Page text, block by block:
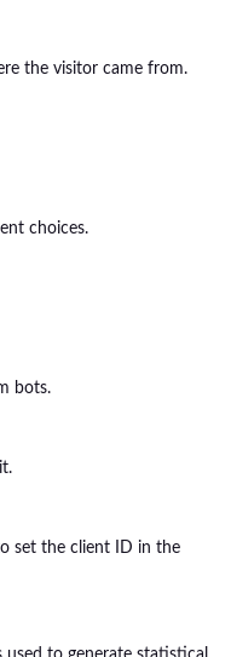
the visitor came from.
choices.
bots.
set the client ID in the